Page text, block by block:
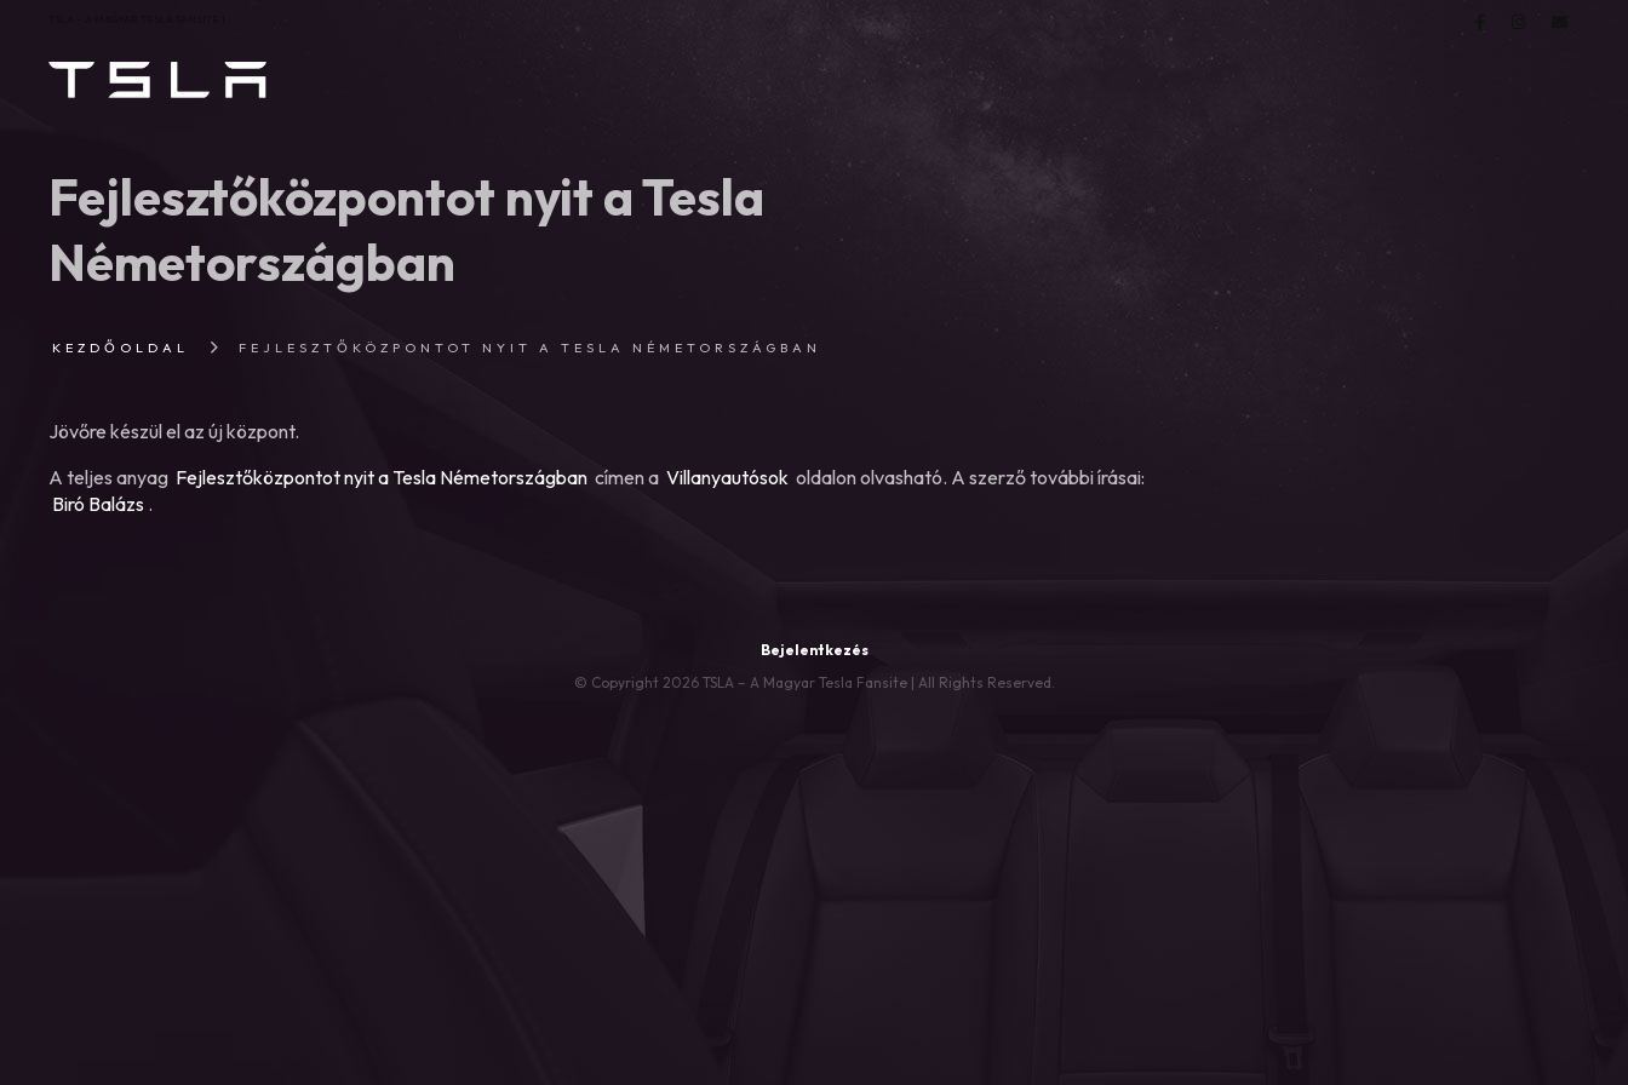
Fejlesztőközpontot nyit a Tesla
Németországban
KEZDŐOLDAL FEJLESZTŐKÖZPONTOT NYIT A TESLA NÉMETORSZÁGBAN
Jövőre készül el az új központ.
A teljes anyag Fejlesztőközpontot nyit a Tesla Németországban címen a Villanyautósok oldalon olvasható. A szerző további írásai:
Biró Balázs .
Bejelentkezés
© Copyright 2026 TSLA – A Magyar Tesla Fansite | All Rights Reserved.